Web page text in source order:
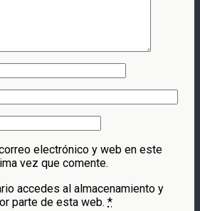
electrónico y web en este
vez que comente.
accedes al almacenamiento y
parte de esta web. *